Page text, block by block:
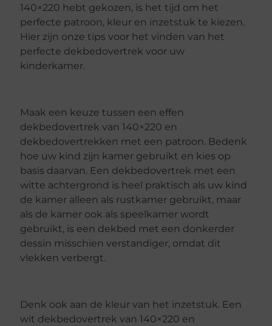
140×220 hebt gekozen, is het tijd om het
perfecte patroon, kleur en inzetstuk te kiezen.
Hier zijn onze tips voor het vinden van het
perfecte dekbedovertrek voor uw
kinderkamer.
Maak een keuze tussen een effen
dekbedovertrek van 140×220 en
dekbedovertrekken met een patroon. Bedenk
hoe uw kind zijn kamer gebruikt en kies op
basis daarvan. Een dekbedovertrek met een
witte achtergrond is heel praktisch als uw kind
de kamer alleen als rustkamer gebruikt, maar
als de kamer ook als speelkamer wordt
gebruikt, is een dekbed met een donkerder
dessin misschien verstandiger, omdat dit
vlekken verbergt.
Denk ook aan de kleur van het inzetstuk. Een
wit dekbedovertrek van 140×220 en